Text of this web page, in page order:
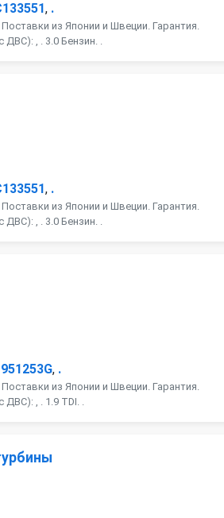
, .
из Японии и Швеции. Гарантия.
ДВС): , . 3.0 Бензин. .
, .
из Японии и Швеции. Гарантия.
ДВС): , . 3.0 Бензин. .
, .
из Японии и Швеции. Гарантия.
ДВС): , . 1.9 TDI. .